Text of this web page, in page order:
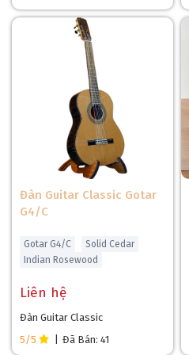
Đàn Guitar Classic Gotar
G4/C
Gotar G4/C
Solid Cedar
Indian Rosewood
Liên hệ
Đàn Guitar Classic
5/5
Đã Bán: 41